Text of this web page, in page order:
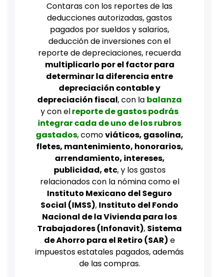
Contaras con los reportes de las
deducciones autorizadas, gastos
pagados por sueldos y salarios,
deducción de inversiones con el
reporte de depreciaciones, recuerda
multiplicarlo por el factor para
determinar la diferencia entre
depreciación contable y
depreciación fiscal, con la balanza
y con elreporte de gastos podrás
integrar cada de uno de los rubros
gastados, comoviáticos, gasolina,
fletes, mantenimiento, honorarios,
arrendamiento, intereses,
publicidad, etc, y los gastos
relacionados con la nómina como el
Instituto Mexicano del Seguro
Social (IMSS), Instituto del Fondo
Nacional de la Vivienda para los
Trabajadores (Infonavit), Sistema
de Ahorro para el Retiro (SAR) e
impuestos estatales pagados, además
de las compras.